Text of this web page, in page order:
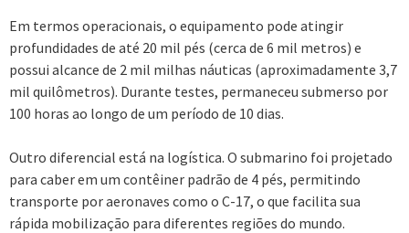
Em termos operacionais, o equipamento pode atingir
profundidades de até 20 mil pés (cerca de 6 mil metros) e
possui alcance de 2 mil milhas náuticas (aproximadamente 3,7
mil quilômetros). Durante testes, permaneceu submerso por
100 horas ao longo de um período de 10 dias.
Outro diferencial está na logística. O submarino foi projetado
para caber em um contêiner padrão de 4 pés, permitindo
transporte por aeronaves como o C-17, o que facilita sua
rápida mobilização para diferentes regiões do mundo.